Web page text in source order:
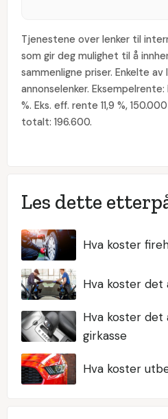
Tjenestene over lenker til
som gir deg mulighet til å
sammenligne priser. Enkelte
annonselenker.
%. Eks. eff. rente 11,9 %,
totalt: 196.600.
Les dette
Hva koster
Hva koster
Hva koster
girkasse
Hva koster